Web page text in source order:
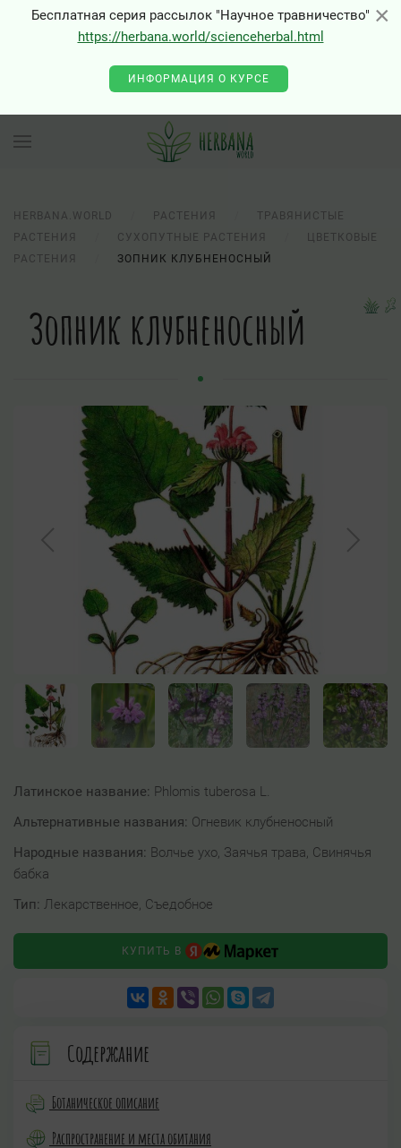
×
Бесплатная серия рассылок "Научное травничество"
https://herbana.world/scienceherbal.html
ИНФОРМАЦИЯ О КУРСЕ
HERBANA.WORLD РАСТЕНИЯ
ТРАВЯНИСТЫЕ
РАСТЕНИЯ
СУХОПУТНЫЕ РАСТЕНИЯ
ЦВЕТКОВЫЕ
РАСТЕНИЯ
ЗОПНИК КЛУБНЕНОСНЫЙ
Зопник клубненосный
Латинское название: Phlomis tuberosa L.
Альтернативные названия: Огневик клубненосный
Народные названия: Волчье ухо, Заячья трава, Свинячья
бабка
Тип: Лекарственное, Съедобное
КУПИТЬ В
Содержание
Ботаническое описание
Распространение и места обитания
×